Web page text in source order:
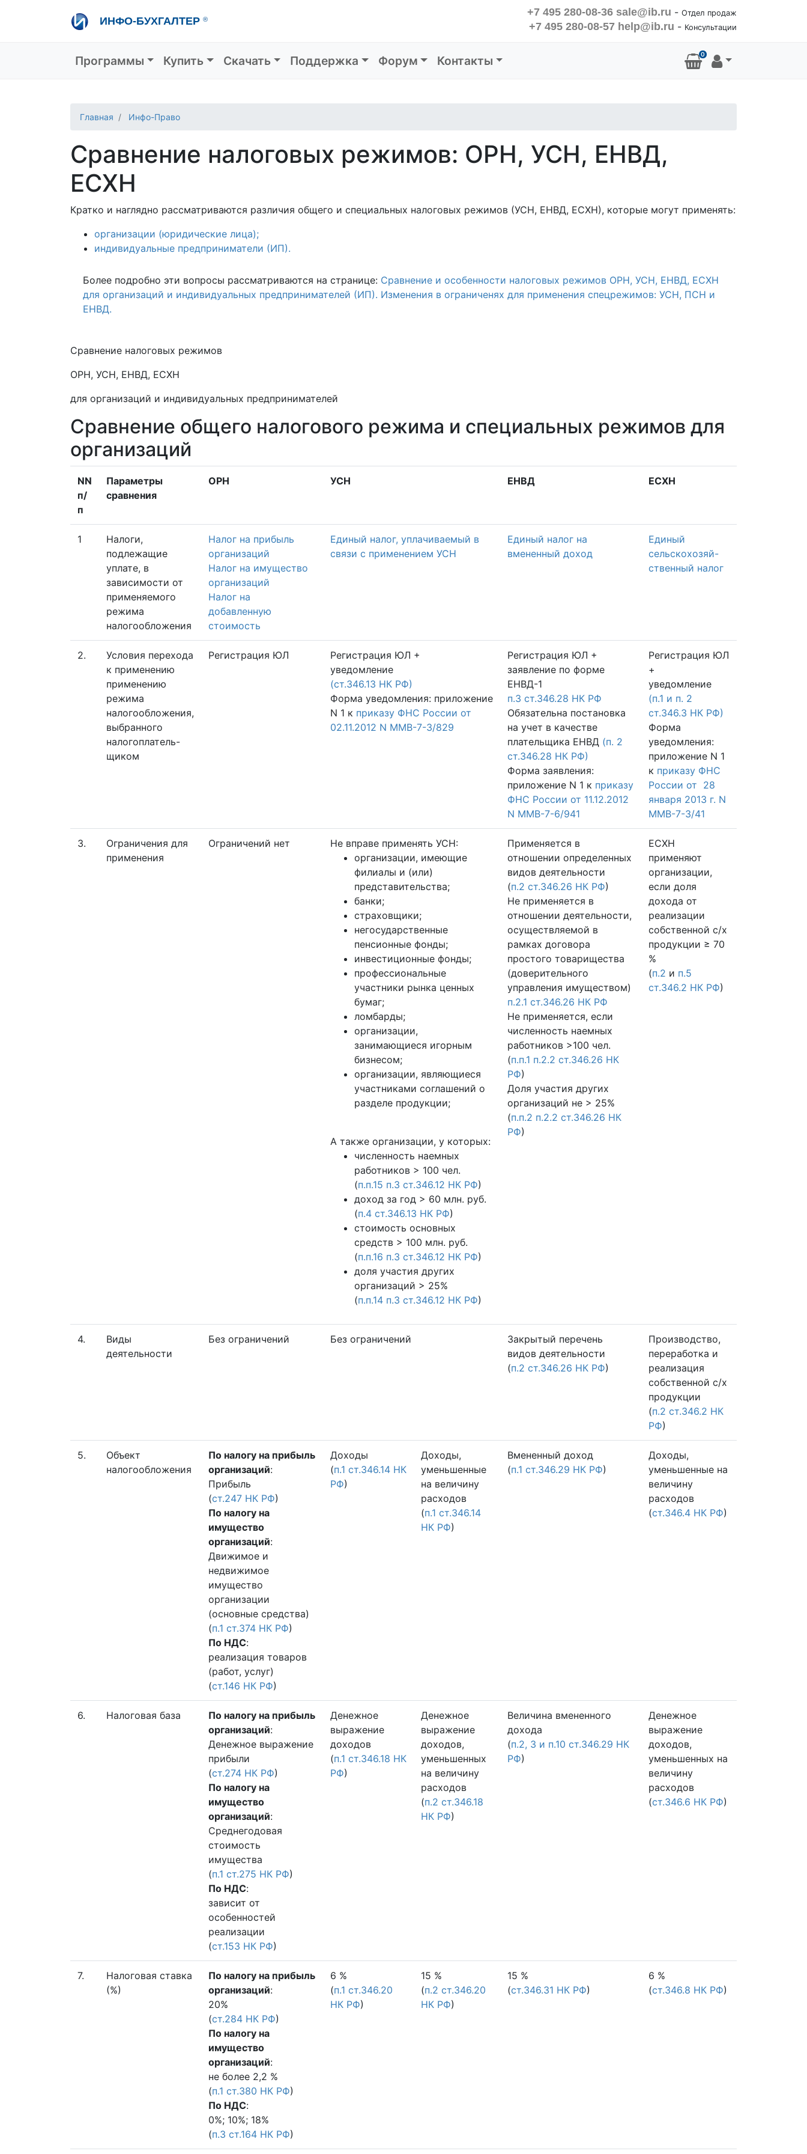
ИНФО-БУХГАЛТЕР ®
+7 495 280-08-36 sale@ib.ru - Отдел продаж
+7 495 280-08-57 help@ib.ru - Консультации
Основная навигация
Программы Купить Скачать Поддержка Форум Контакты 0
Главная Инфо-Право
Сравнение налоговых режимов: ОРН, УСН, ЕНВД,
ЕСХН
Кратко и наглядно рассматриваются различия общего и специальных налоговых режимов (УСН, ЕНВД, ЕСХН), которые могут применять:
организации (юридические лица);
индивидуальные предприниматели (ИП).
Более подробно эти вопросы рассматриваются на странице: Cравнение и особенности налоговых режимов ОРН, УСН, ЕНВД, ЕСХН
для организаций и индивидуальных предпринимателей (ИП). Изменения в ограниченях для применения спецрежимов: УСН, ПСН и
ЕНВД.
Сравнение налоговых режимов
ОРН, УСН, ЕНВД, ЕСХН
для организаций и индивидуальных предпринимателей
Сравнение общего налогового режима и специальных режимов для
организаций
NN
п/
п
Параметры
сравнения
ОРН УСН ЕНВД ЕСХН
1
Налоги,
подлежащие
уплате, в
зависимости от
применяемого
режима
налогообложения
Налог на прибыль
организаций
Налог на имущество
организаций
Налог на
добавленную
стоимость
Единый налог, уплачиваемый в
связи с применением УСН
Единый налог на
вмененный доход
Единый
сельскохозяй-
ственный налог
2.
Условия перехода
к применению
применению
режима
налогообложения,
выбранного
налогоплатель-
щиком
Регистрация ЮЛ
Регистрация ЮЛ +
уведомление
(ст.346.13 НК РФ)
Форма уведомления: приложение
N 1 к приказу ФНС России от
02.11.2012 N ММВ-7-3/829
Регистрация ЮЛ +
заявление по форме
ЕНВД-1
п.3 ст.346.28 НК РФ
Обязательна постановка
на учет в качестве
плательщика ЕНВД (п. 2
ст.346.28 НК РФ)
Форма заявления:
приложение N 1 к приказу
ФНС России от 11.12.2012
N ММВ-7-6/941
Регистрация ЮЛ
+
уведомление
(п.1 и п. 2
ст.346.3 НК РФ)
Форма
уведомления:
приложение N 1
к приказу ФНС
России от 28
января 2013 г. N
ММВ-7-3/41
3.
Ограничения для
применения
Ограничений нет
Не вправе применять УСН:
организации, имеющие
филиалы и (или)
представительства;
банки;
страховщики;
негосударственные
пенсионные фонды;
инвестиционные фонды;
профессиональные
участники рынка ценных
бумаг;
ломбарды;
организации,
занимающиеся игорным
бизнесом;
организации, являющиеся
участниками соглашений о
разделе продукции;
А также организации, у которых:
численность наемных
работников > 100 чел.
(п.п.15 п.3 ст.346.12 НК РФ)
доход за год > 60 млн. руб.
(п.4 ст.346.13 НК РФ)
стоимость основных
средств > 100 млн. руб.
(п.п.16 п.3 ст.346.12 НК РФ)
доля участия других
организаций > 25%
(п.п.14 п.3 ст.346.12 НК РФ)
Применяется в
отношении определенных
видов деятельности
(п.2 ст.346.26 НК РФ)
Не применяется в
отношении деятельности,
осуществляемой в
рамках договора
простого товарищества
(доверительного
управления имуществом)
п.2.1 ст.346.26 НК РФ
Не применяется, если
численность наемных
работников >100 чел.
(п.п.1 п.2.2 ст.346.26 НК
РФ)
Доля участия других
организаций не > 25%
(п.п.2 п.2.2 ст.346.26 НК
РФ)
ЕСХН
применяют
организации,
если доля
дохода от
реализации
собственной с/х
продукции ≥ 70
%
(п.2 и п.5
ст.346.2 НК РФ)
4.
Виды
деятельности
Без ограничений Без ограничений
Закрытый перечень
видов деятельности
(п.2 ст.346.26 НК РФ)
Производство,
переработка и
реализация
собственной с/х
продукции
(п.2 ст.346.2 НК
РФ)
5.
Объект
налогообложения
По налогу на прибыль
организаций:
Прибыль
(ст.247 НК РФ)
По налогу на
имущество
организаций:
Движимое и
недвижимое
имущество
организации
(основные средства)
(п.1 ст.374 НК РФ)
По НДС:
реализация товаров
(работ, услуг)
(ст.146 НК РФ)
Доходы
(п.1 ст.346.14 НК
РФ)
Доходы,
уменьшенные
на величину
расходов
(п.1 ст.346.14
НК РФ)
Вмененный доход
(п.1 ст.346.29 НК РФ)
Доходы,
уменьшенные на
величину
расходов
(ст.346.4 НК РФ)
6. Налоговая база
По налогу на прибыль
организаций:
Денежное выражение
прибыли
(ст.274 НК РФ)
По налогу на
имущество
организаций:
Среднегодовая
стоимость
имущества
(п.1 ст.275 НК РФ)
По НДС:
зависит от
особенностей
реализации
(ст.153 НК РФ)
Денежное
выражение
доходов
(п.1 ст.346.18 НК
РФ)
Денежное
выражение
доходов,
уменьшенных
на величину
расходов
(п.2 ст.346.18
НК РФ)
Величина вмененного
дохода
(п.2, 3 и п.10 ст.346.29 НК
РФ)
Денежное
выражение
доходов,
уменьшенных на
величину
расходов
(ст.346.6 НК РФ)
7.
Налоговая ставка
(%)
По налогу на прибыль
организаций:
20%
(ст.284 НК РФ)
По налогу на
имущество
организаций:
не более 2,2 %
(п.1 ст.380 НК РФ)
По НДС:
0%; 10%; 18%
(п.3 ст.164 НК РФ)
6 %
(п.1 ст.346.20
НК РФ)
15 %
(п.2 ст.346.20
НК РФ)
15 %
(ст.346.31 НК РФ)
6 %
(ст.346.8 НК РФ)